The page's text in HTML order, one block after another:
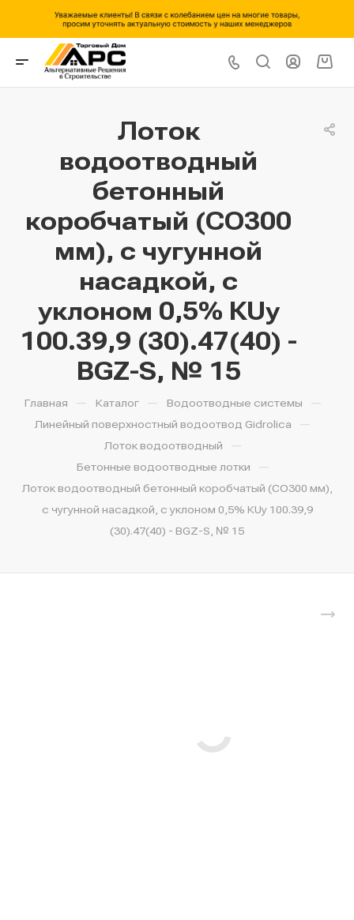
Лоток
водоотводный
бетонный
коробчатый (СО300
мм), с чугунной
насадкой, с
уклоном 0,5% КUу
100.39,9 (30).47(40) -
BGZ-S, № 15
Главная — Каталог — Водоотводные системы —
Линейный поверхностный водоотвод Gidrolica —
Лоток водоотводный —
Бетонные водоотводные лотки —
Лоток водоотводный бетонный коробчатый (СО300 мм),
с чугунной насадкой, с уклоном 0,5% КUу 100.39,9
(30).47(40) - BGZ-S, № 15